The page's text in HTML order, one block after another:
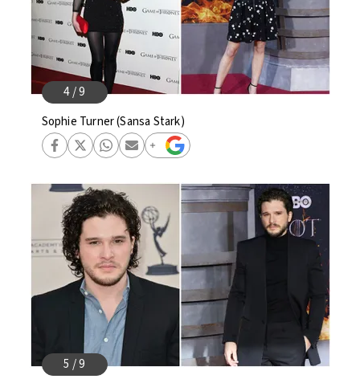
Sophie Turner (Sansa Stark)